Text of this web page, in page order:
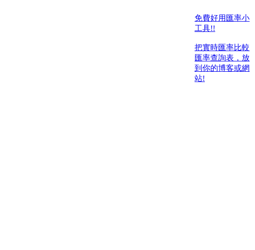
免費好用匯率小
工具!!
把實時匯率比較
匯率查詢表，放
到你的博客或網
站!